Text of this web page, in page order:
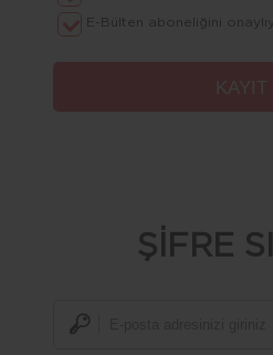
E-Bülten aboneliğini
ŞİFRE